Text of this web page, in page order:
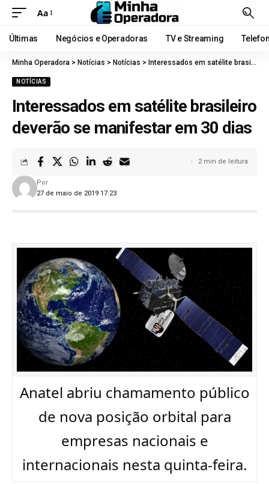
Aa
Últimas Negócios e Operadoras TV e Streaming
Minha Operadora > Notícias > Notícias > Interessados em satélite brasileiro deverão se manifestar em 30 dias
NOTÍCIAS
Interessados em satélite brasileiro
deverão se manifestar em 30 dias
27 de maio de 2019 17:23
Por
2 min de leitura
Anatel abriu chamamento público
de nova posição orbital para
empresas nacionais e
internacionais nesta quinta-feira.